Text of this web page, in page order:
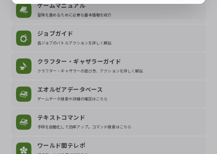
ゲームマニュアル
冒険を進めるために必要な基本情報を紹介
ジョブガイド
各ジョブのバトルアクションを詳しく解説
クラフター・ギャザラーガイド
クラフター・ギャザラーの遊び方、アクションを詳しく解説
エオルゼアデータベース
ゲームデータ検索や詳細の確認はこちら
テキストコマンド
手順を自動化して効率アップ。コマンド検索はこちら
ワールド間テレポ